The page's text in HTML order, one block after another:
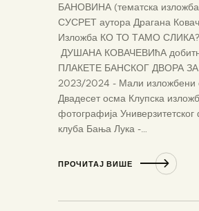
БАНОВИНА (тематска
СУСРЕТ аутора Драгана
Изложба КО ТО ТАМО СЛИКА?
ДУШАНА КОВАЧЕВИћА
ПЛАКЕТЕ БАНСКОГ ДВОРА ЗА
2023/2024 - Мали изложбени
Двадесет осма Клупска
фотографија
клуба Бања Лука -…
ПРОЧИТАЈ ВИШЕ